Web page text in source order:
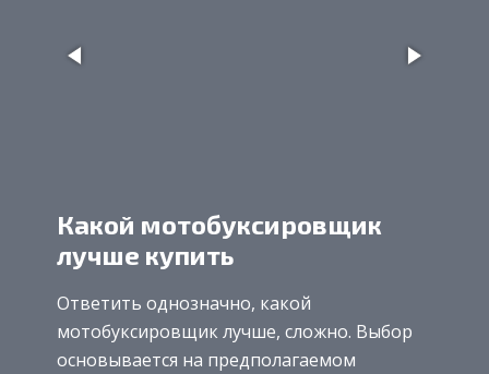
Какой мотобуксировщик
лучше купить
Ответить однозначно, какой
мотобуксировщик лучше, сложно. Выбор
основывается на предполагаемом